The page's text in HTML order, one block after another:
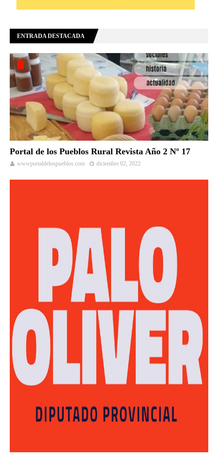
ENTRADA DESTACADA
Portal de los Pueblos Rural Revista Año 2 Nº 17
wwwportaldelospueblos.com diciembre 02, 2022